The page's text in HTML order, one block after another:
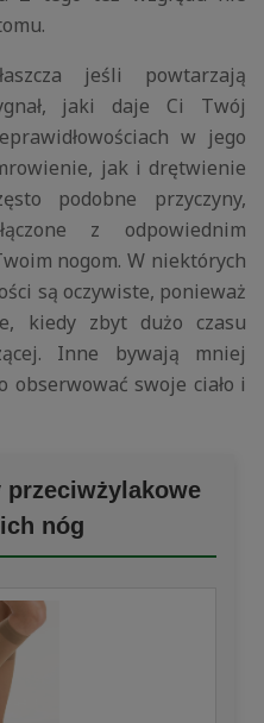
jeśli powtarzają
jaki daje Ci Twój
w jego
jak i drętwienie
podobne przyczyny,
z odpowiednim
nogom. W niektórych
są oczywiste, ponieważ
kiedy zbyt dużo czasu
Inne bywają mniej
obserwować swoje ciało i
nóg